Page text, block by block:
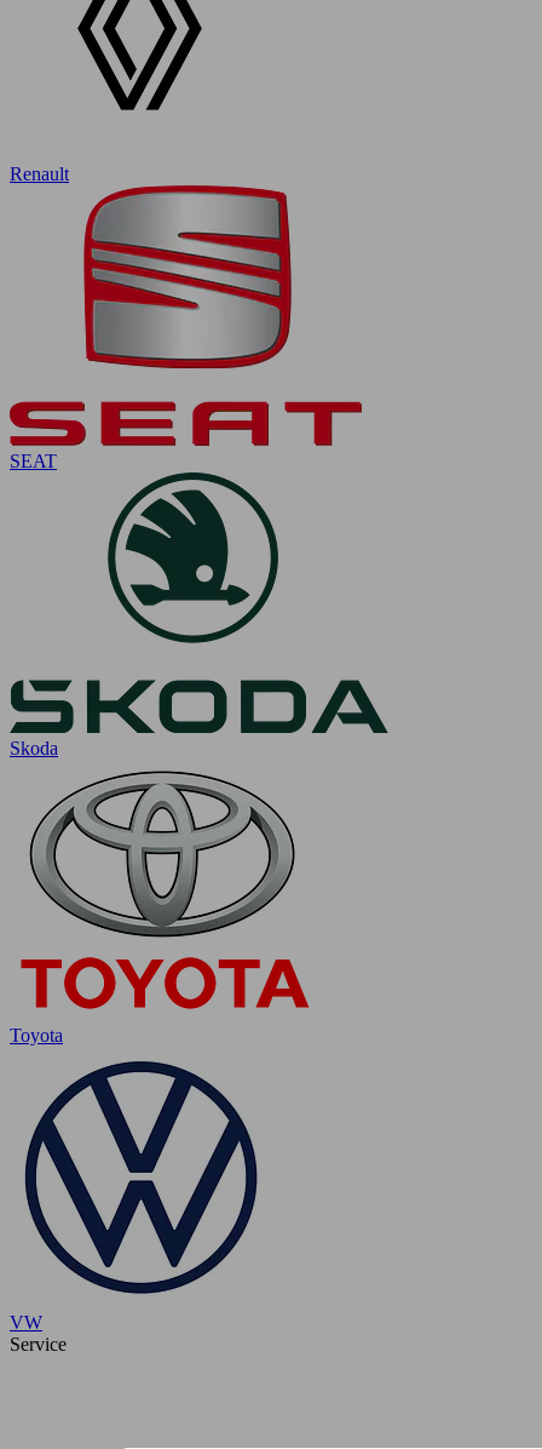
Renault
SEAT
Skoda
Toyota
VW
Service